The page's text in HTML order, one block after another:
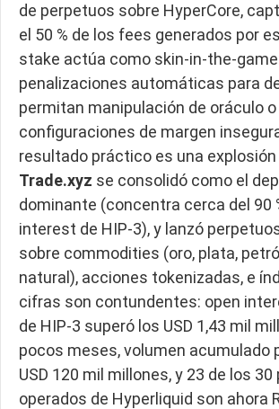
de perpetuos sobre HyperCore,
el 50 % de los fees generados por
stake actúa como skin-in-the-
penalizaciones automáticas para
permitan manipulación de oráculo o
configuraciones de margen
resultado práctico es una
Trade.xyz se consolidó como el
dominante (concentra cerca del 90
interest de HIP-3), y lanzó
sobre commodities (oro, plata,
natural), acciones tokenizadas, e
cifras son contundentes: open
de HIP-3 superó los USD 1,43 mil
pocos meses, volumen acumulado
USD 120 mil millones, y 23 de los
operados de Hyperliquid son ahora